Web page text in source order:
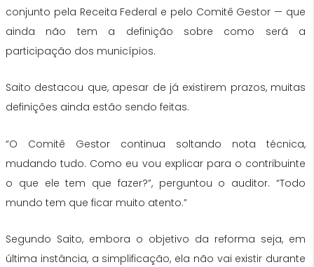
conjunto pela Receita Federal e pelo Comitê Gestor — que
ainda não tem a definição sobre como será a
participação dos municípios.
Saito destacou que, apesar de já existirem prazos, muitas
definições ainda estão sendo feitas.
“O Comitê Gestor continua soltando nota técnica,
mudando tudo. Como eu vou explicar para o contribuinte
o que ele tem que fazer?”, perguntou o auditor. “Todo
mundo tem que ficar muito atento.”
Segundo Saito, embora o objetivo da reforma seja, em
última instância, a simplificação, ela não vai existir durante